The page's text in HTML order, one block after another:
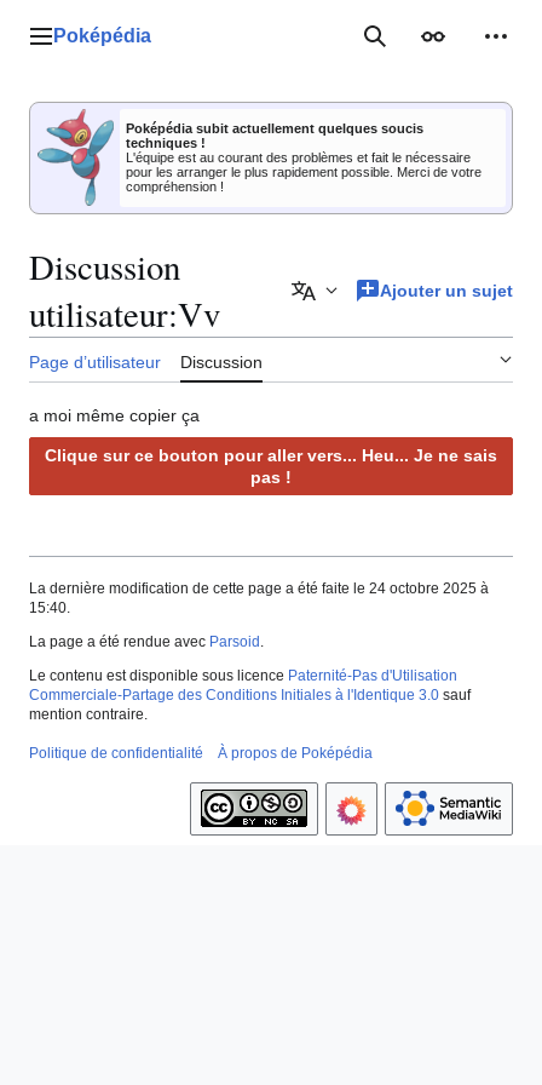
Menu principal
Poképédia RechercherApparence
Poképédia subit actuellement quelques soucis
techniques !
L'équipe est au courant des problèmes et fait le nécessaire
pour les arranger le plus rapidement possible. Merci de votre
compréhension !
Discussion
utilisateur:Vv Ajouter des langues
Ajouter un sujet
Page d’utilisateur Discussion
a moi même copier ça
Clique sur ce bouton pour aller vers... Heu... Je ne sais
pas !
La dernière modification de cette page a été faite le 24 octobre 2025 à
15:40.
La page a été rendue avec Parsoid .
Le contenu est disponible sous licence Paternité-Pas d'Utilisation
Commerciale-Partage des Conditions Initiales à l'Identique 3.0 sauf
mention contraire.
Politique de confidentialité À propos de Poképédia